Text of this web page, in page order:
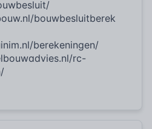
bouwbesluitberek
berekeningen/
rc-